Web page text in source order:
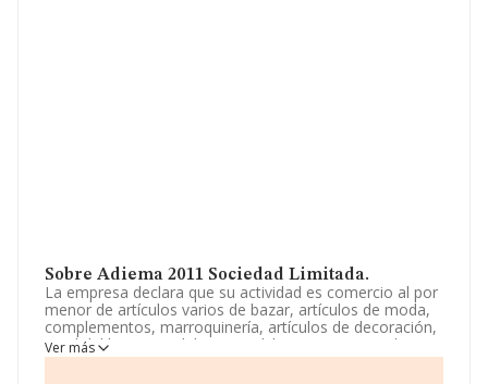
Sobre Adiema 2011 Sociedad Limitada.
La empresa declara que su actividad es comercio al por
menor de artículos varios de bazar, artículos de moda,
complementos, marroquinería, artículos de decoración,
textil del hogar, mobiliario y colchones. servicios de
restauración, bars, restaurantes. La empresa aparece
Ver más